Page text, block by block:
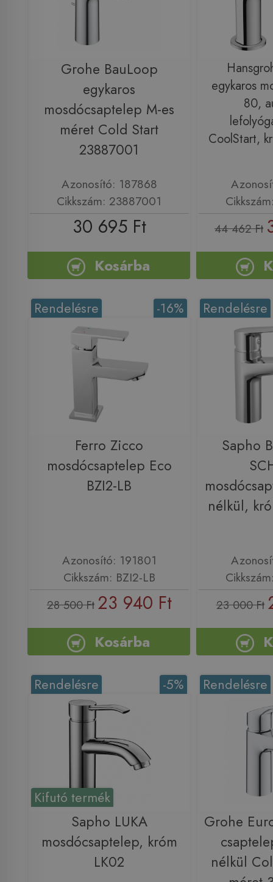
Grohe BauLoop
egykaros
mosdócsaptelep M-es
méret Cold Start
23887001
Azonosító: 187868
Cikkszám: 23887001
30 695 Ft
Kosárba
egykaros
80,
CoolStart,
44 462 Ft
-16%
Rendelésre
Ferro Zicco
mosdócsaptelep Eco
BZI2-LB
Azonosító: 191801
Cikkszám: BZI2-LB
28 500 Ft 23 940 Ft
Kosárba
Rendelésre
Sapho
nélkül,
23 000 Ft
Kifutó termék
-5%
Rendelésre
Sapho LUKA
mosdócsaptelep, króm
LK02
Rendelésre
Grohe
nélkül